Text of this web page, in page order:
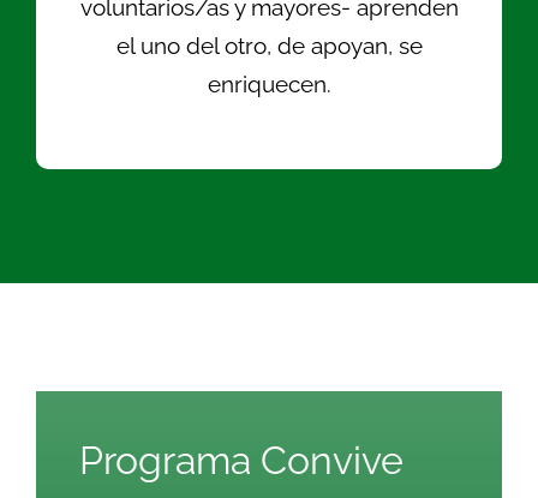
voluntarios/as y mayores- aprenden
el uno del otro, de apoyan, se
enriquecen.
Programa Convive